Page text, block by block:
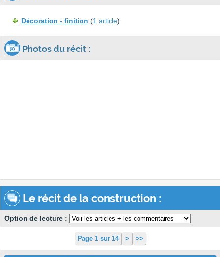
Décoration - finition (1 article)
Photos du récit :
Le récit de la construction :
Option de lecture :
Page 1 sur 14 > >>